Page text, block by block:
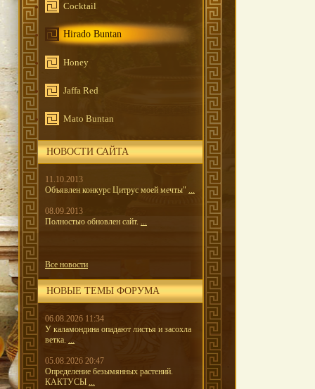
Cocktail
Hirado Buntan
Honey
Jaffa Red
Mato Buntan
НОВОСТИ САЙТА
11.10.2013
Объявлен конкурс Цитрус моей мечты" ...
08.09.2013
Полностью обновлен сайт. ...
Все новости
НОВЫЕ ТЕМЫ ФОРУМА
06.08.2026 11:34
У каламондина опадают листья и засохла
ветка. ...
05.08.2026 20:47
Определение безымянных растений.
КАКТУСЫ ...